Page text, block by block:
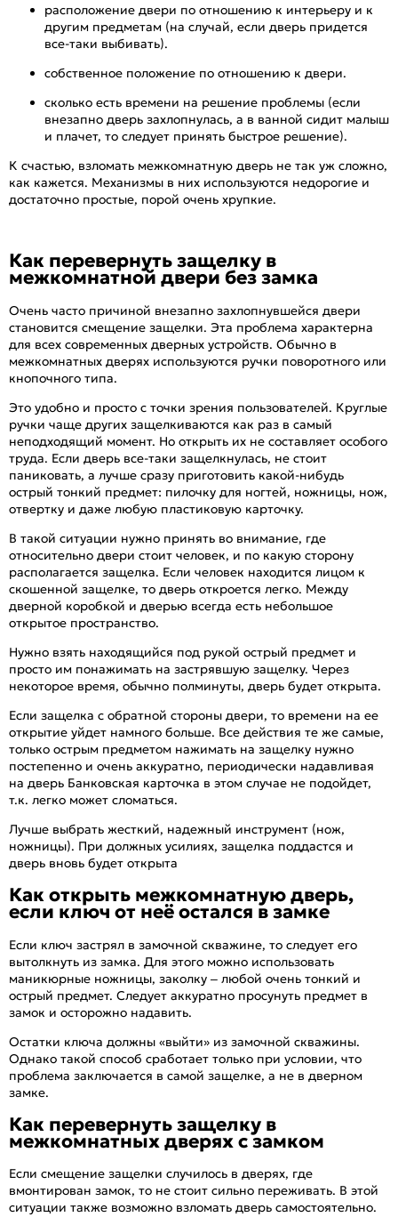
расположение двери по отношению к интерьеру и к
другим предметам (на случай, если дверь придется
все-таки выбивать).
собственное положение по отношению к двери.
сколько есть времени на решение проблемы (если
внезапно дверь захлопнулась, а в ванной сидит малыш
и плачет, то следует принять быстрое решение).
К счастью, взломать межкомнатную дверь не так уж сложно,
как кажется. Механизмы в них используются недорогие и
достаточно простые, порой очень хрупкие.
Как перевернуть защелку в
межкомнатной двери без замка
Очень часто причиной внезапно захлопнувшейся двери
становится смещение защелки. Эта проблема характерна
для всех современных дверных устройств. Обычно в
межкомнатных дверях используются ручки поворотного или
кнопочного типа.
Это удобно и просто с точки зрения пользователей. Круглые
ручки чаще других защелкиваются как раз в самый
неподходящий момент. Но открыть их не составляет особого
труда. Если дверь все-таки защелкнулась, не стоит
паниковать, а лучше сразу приготовить какой-нибудь
острый тонкий предмет: пилочку для ногтей, ножницы, нож,
отвертку и даже любую пластиковую карточку.
В такой ситуации нужно принять во внимание, где
относительно двери стоит человек, и по какую сторону
располагается защелка. Если человек находится лицом к
скошенной защелке, то дверь откроется легко. Между
дверной коробкой и дверью всегда есть небольшое
открытое пространство.
Нужно взять находящийся под рукой острый предмет и
просто им понажимать на застрявшую защелку. Через
некоторое время, обычно полминуты, дверь будет открыта.
Если защелка с обратной стороны двери, то времени на ее
открытие уйдет намного больше. Все действия те же самые,
только острым предметом нажимать на защелку нужно
постепенно и очень аккуратно, периодически надавливая
на дверь Банковская карточка в этом случае не подойдет,
т.к. легко может сломаться.
Лучше выбрать жесткий, надежный инструмент (нож,
ножницы). При должных усилиях, защелка поддастся и
дверь вновь будет открыта
Как открыть межкомнатную дверь,
если ключ от неё остался в замке
Если ключ застрял в замочной скважине, то следует его
вытолкнуть из замка. Для этого можно использовать
маникюрные ножницы, заколку – любой очень тонкий и
острый предмет. Следует аккуратно просунуть предмет в
замок и осторожно надавить.
Остатки ключа должны «выйти» из замочной скважины.
Однако такой способ сработает только при условии, что
проблема заключается в самой защелке, а не в дверном
замке.
Как перевернуть защелку в
межкомнатных дверях с замком
Если смещение защелки случилось в дверях, где
вмонтирован замок, то не стоит сильно переживать. В этой
ситуации также возможно взломать дверь самостоятельно.